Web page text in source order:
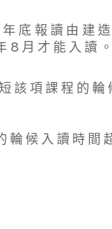
底 報 讀 由 建
月 才 能 入 讀
該 項 課 程 的
輪 候 入 讀 時